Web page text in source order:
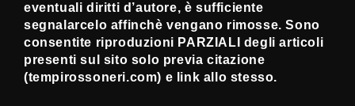
eventuali diritti d’autore, è sufficiente
segnalarcelo affinchè vengano rimosse. Sono
consentite riproduzioni PARZIALI degli articoli
presenti sul sito solo previa citazione
(tempirossoneri.com) e link allo stesso.